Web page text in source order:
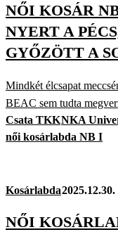
NŐI KOSÁR
NYERT A
GYŐZÖTT A
Mindkét élcsapat
BEAC sem tudta
Csata TKKNKA
női kosárlabda NB I
Kosárlabda
NŐI